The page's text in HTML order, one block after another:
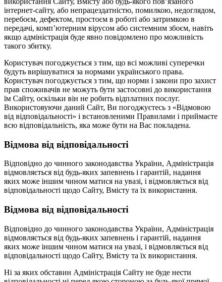
інтернет-сайту, або непрацездатністю, помилкою, недоглядом,
перебоєм, дефектом, простоєм в роботі або затримкою в
передачі, комп’ютерним вірусом або системним збоєм, навіть
якщо адміністрація буде явно повідомлено про можливість
такого збитку.
Користувач погоджується з тим, що всі можливі суперечки
будуть вирішуватися за нормами українського права.
Користувач погоджується з тим, що норми і закони про захист
прав споживачів не можуть бути застосовні до використання
їм Сайту, оскільки він не робить відплатних послуг.
Використовуючи даний Сайт, Ви погоджуєтесь з «Відмовою
від відповідальності» і встановленими Правилами і приймаєте
всю відповідальність, яка може бути на Вас покладена.
Відмова від відповідальності
Відповідно до чинного законодавства України, Адміністрація
відмовляється від будь-яких запевнень і гарантій, надання
яких може іншим чином матися на увазі, і відмовляється від
відповідальності щодо Сайту, Вмісту та їх використання.
Відмова від відповідальності
Відповідно до чинного законодавства України, Адміністрація
відмовляється від будь-яких запевнень і гарантій, надання
яких може іншим чином матися на увазі, і відмовляється від
відповідальності щодо Сайту, Вмісту та їх використання.
Ні за яких обставин Адміністрація Сайту не буде нести